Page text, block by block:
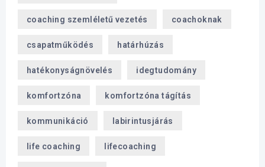
coaching szemléletű vezetés coachoknak
csapatműködés határhúzás
hatékonyságnövelés idegtudomány
komfortzóna komfortzóna tágítás
kommunikáció labirintusjárás
life coaching lifecoaching